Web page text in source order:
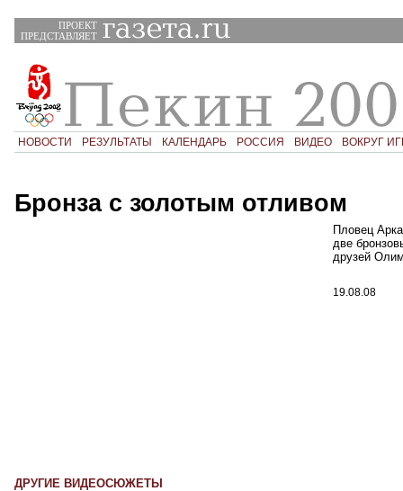
ПРОЕКТ
ПРЕДСТАВЛЯЕТ
НОВОСТИ РЕЗУЛЬТАТЫ КАЛЕНДАРЬ РОССИЯ ВИДЕО ВОКРУГ
Бронза с золотым отливом
Пловец
две
друзей
19.08.08
ДРУГИЕ ВИДЕОСЮЖЕТЫ